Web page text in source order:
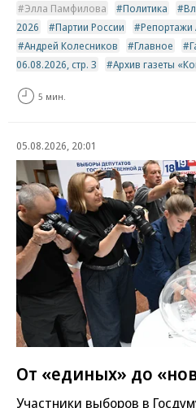
Элла Памфилова Политика
2026
Партии России Репортажи
Андрей Колесников
Главное
06.08.2026, стр. 3
Архив газеты
5 мин.
05.08.2026, 20:01
От «единых» до
Участники выборов в